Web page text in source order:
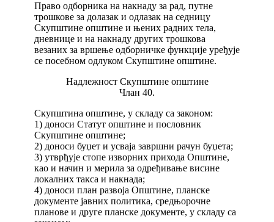
Право одборника на накнаду за рад, путне
трошкове за долазак и одлазак на седницу
Скупштине општине и њених радних тела,
дневнице и на накнаду других трошкова
везаних за вршење одборничке функције уређује
се посебном одлуком Скупштине општине.
Надлежност Скупштине општине
Члан 40.
Скупштина општине, у складу са законом:
1) доноси Статут општине и пословник
Скупштине општине;
2) доноси буџет и усваја завршни рачун буџета;
3) утврђује стопе изворних прихода Општине,
као и начин и мерила за одређивање висине
локалних такса и накнада;
4) доноси план развоја Општине, планске
документе јавних политика, средњорочне
планове и друге планске документе, у складу са